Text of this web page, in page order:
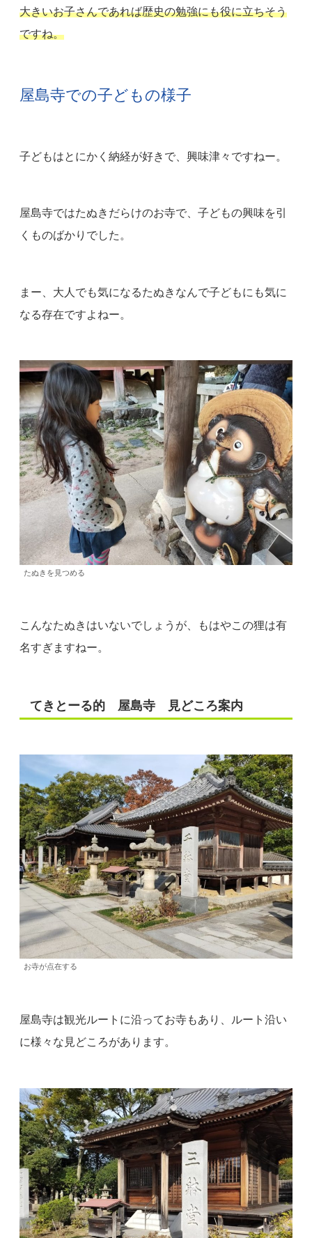
大きいお子さんであれば歴史の勉強にも役に立ちそう
ですね。
屋島寺での子どもの様子
子どもはとにかく納経が好きで、興味津々ですねー。
屋島寺ではたぬきだらけのお寺で、子どもの興味を引
くものばかりでした。
まー、大人でも気になるたぬきなんで子どもにも気に
なる存在ですよねー。
たぬきを見つめる
こんなたぬきはいないでしょうが、もはやこの狸は有
名すぎますねー。
てきとーる的 屋島寺 見どころ案内
お寺が点在する
屋島寺は観光ルートに沿ってお寺もあり、ルート沿い
に様々な見どころがあります。